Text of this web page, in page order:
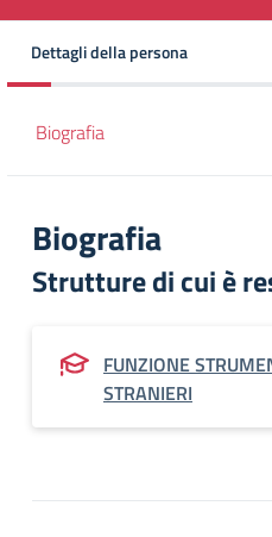
Dettagli della persona
Biografia
Biografia
Strutture di cui è
FUNZIONE
STRANIERI